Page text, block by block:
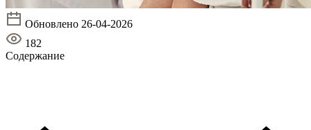
Обновлено 26-04-2026
182
Содержание